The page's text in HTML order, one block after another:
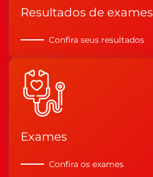
Resultados de exames
Confira seus resultados
Exames
Confira os exames